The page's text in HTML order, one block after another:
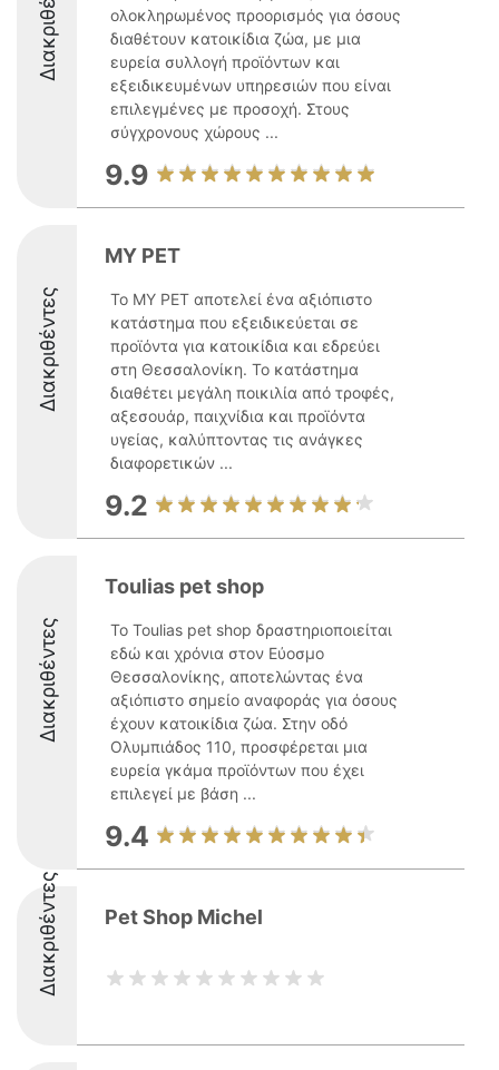
ολοκληρωμένος προορισμός για όσους
διαθέτουν κατοικίδια ζώα, με μια
ευρεία συλλογή προϊόντων και
εξειδικευμένων υπηρεσιών που είναι
επιλεγμένες με προσοχή. Στους
σύγχρονους χώρους ...
9.9
Διακριθέντες
MY PET
Το MY PET αποτελεί ένα αξιόπιστο
κατάστημα που εξειδικεύεται σε
προϊόντα για κατοικίδια και εδρεύει
στη Θεσσαλονίκη. Το κατάστημα
διαθέτει μεγάλη ποικιλία από τροφές,
αξεσουάρ, παιχνίδια και προϊόντα
υγείας, καλύπτοντας τις ανάγκες
διαφορετικών ...
9.2
Διακριθέντες
Toulias pet shop
Το Toulias pet shop δραστηριοποιείται
εδώ και χρόνια στον Εύοσμο
Θεσσαλονίκης, αποτελώντας ένα
αξιόπιστο σημείο αναφοράς για όσους
έχουν κατοικίδια ζώα. Στην οδό
Ολυμπιάδος 110, προσφέρεται μια
ευρεία γκάμα προϊόντων που έχει
επιλεγεί με βάση ...
9.4
Διακριθέντες Pet Shop Michel